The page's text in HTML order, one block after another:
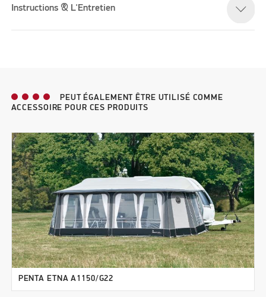
Instructions & L'Entretien
PEUT ÉGALEMENT ÊTRE UTILISÉ COMME
ACCESSOIRE POUR CES PRODUITS
PENTA ETNA A1150/G22